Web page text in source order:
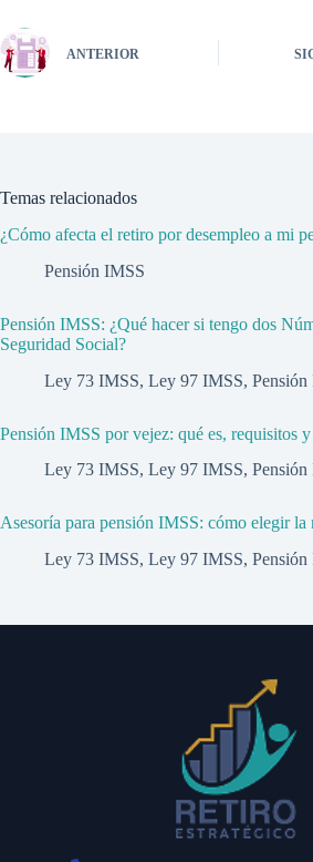
ANTERIOR
Temas relacionados
¿Cómo afecta el retiro por desempleo a mi
Pensión IMSS
Pensión IMSS: ¿Qué hacer si tengo dos
Seguridad Social?
Ley 73 IMSS, Ley 97 IMSS, Pensión
Pensión IMSS por vejez: qué es, requisitos
Ley 73 IMSS, Ley 97 IMSS, Pensión
Asesoría para pensión IMSS: cómo elegir la
Ley 73 IMSS, Ley 97 IMSS, Pensión